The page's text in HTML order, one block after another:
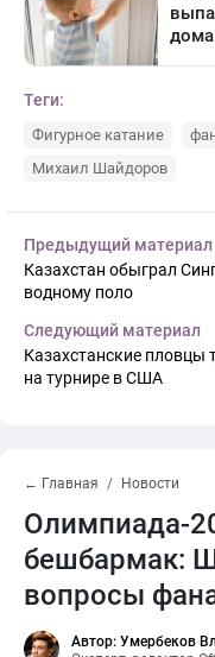
Теги:
Фигурное катание
Михаил Шайдоров
Предыдущий материал
Казахстан обыграл
водному поло
Следующий материал
Казахстанские пловцы
на турнире в США
← Главная Новости
Олимпиада-
бешбармак:
вопросы
Автор: Умербеков